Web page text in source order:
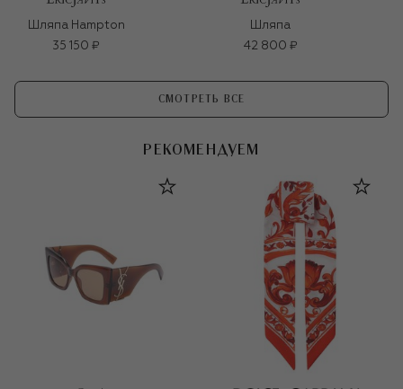
Шляпа Hampton
35 150 ₽
Шляпа
42 800 ₽
СМОТРЕТЬ ВСЕ
РЕКОМЕНДУЕМ